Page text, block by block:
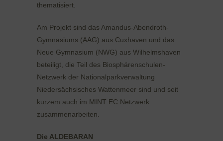
thematisiert.
Am Projekt sind das Amandus-Abendroth-
Gymnasiums (AAG) aus Cuxhaven und das
Neue Gymnasium (NWG) aus Wilhelmshaven
beteiligt, die Teil des Biosphärenschulen-
Netzwerk der Nationalparkverwaltung
Niedersächsisches Wattenmeer sind und seit
kurzem auch im MINT EC Netzwerk
zusammenarbeiten.
Die ALDEBARAN